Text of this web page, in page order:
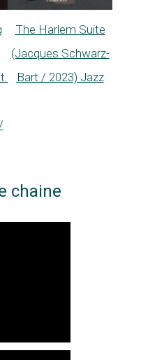
The Harlem Suite
(Jacques Schwarz-
Bart / 2023) Jazz
chaine